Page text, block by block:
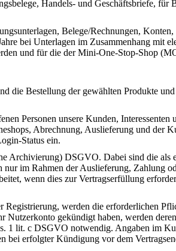
Handels- und Geschäftsbriefe, für
Belege/Rechnungen, Konten,
bei Unterlagen im Zusammenhang mit
und für die der Mini-One-Stop-Shop
die Bestellung der gewählten Produkte
Personen unsere Kunden, Interessenten
Abrechnung, Auslieferung und der
Status ein.
Archivierung) DSGVO. Dabei sind die als
im Rahmen der Auslieferung, Zahlung
wenn dies zur Vertragserfüllung
werden die erforderlichen
Nutzerkonto gekündigt haben, werden
1 lit. c DSGVO notwendig. Angaben im
bei erfolgter Kündigung vor dem